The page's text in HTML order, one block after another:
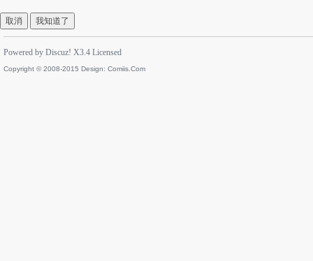
取消 我知道了
Powered by Discuz! X3.4 Licensed
Copyright © 2008-2015 Design: Comiis.Com